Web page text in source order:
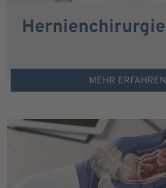
Hernienchirurgie
MEHR ERFAHREN